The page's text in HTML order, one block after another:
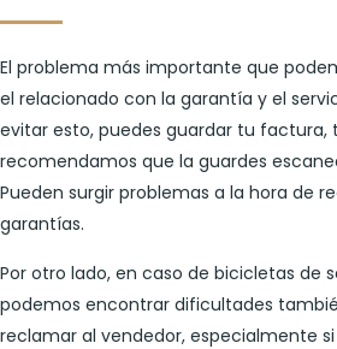
El problema más importante que
el relacionado con la garantía y el
evitar esto, puedes guardar tu factura,
recomendamos que la guardes
Pueden surgir problemas a la hora de
garantías.
Por otro lado, en caso de bicicletas de
podemos encontrar dificultades
reclamar al vendedor, especialmente